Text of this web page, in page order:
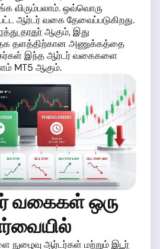
விரும்பலாம். ஒவ்வொரு
ஆர்டர் வகை தேவைப்படுகிறது.
தரகர்ஆகும், இது
தளத்திற்கான அணுக்கத்தை
இந்த ஆர்டர் வகைகளை
MT5 ஆகும்.
வகைகள் ஒரு
நுழைவு ஆர்டர்கள் மற்றும்இடர்